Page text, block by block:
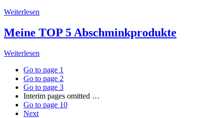
Weiterlesen
Meine TOP 5 Abschminkprodukte
Weiterlesen
Go to page 1
Go to page 2
Go to page 3
Interim pages omitted …
Go to page 10
Next